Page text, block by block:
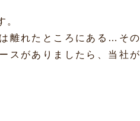
。
離れたところにある…その
スがありましたら、当社が